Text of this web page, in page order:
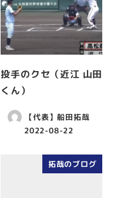
投手のクセ（近江 山田
くん）
【代表】船田拓哉
2022-08-22
拓哉のブログ